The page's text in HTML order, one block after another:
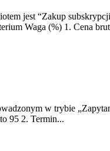
jest “Zakup
Waga (%) 1. Cena
w trybie
95 2. Termin...